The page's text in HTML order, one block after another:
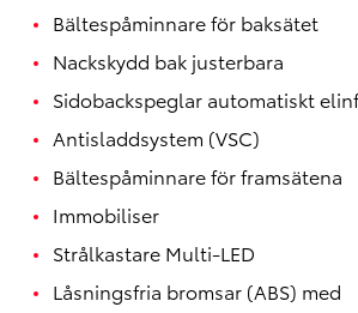
Bältespåminnare för baksätet
Nackskydd bak justerbara
Sidobackspeglar automatiskt
Antisladdsystem (VSC)
Bältespåminnare för framsätena
Immobiliser
Strålkastare Multi-LED
Låsningsfria bromsar (ABS) med